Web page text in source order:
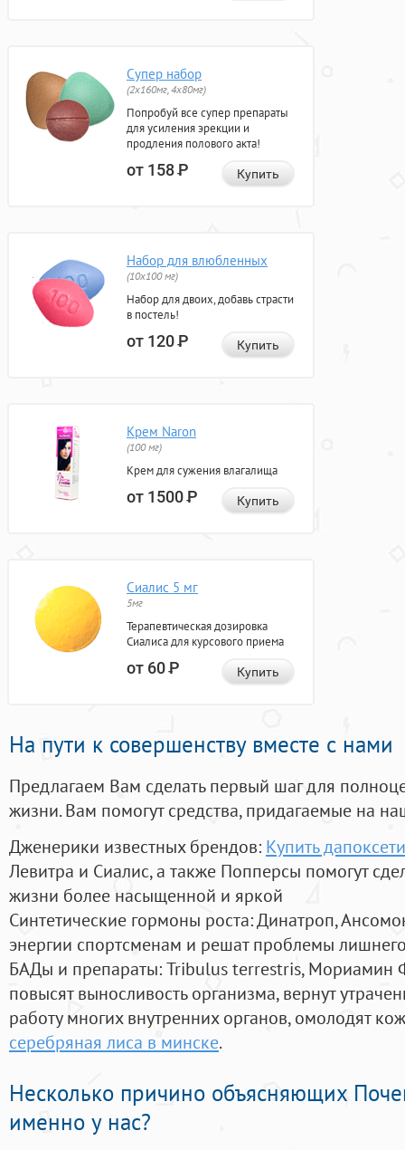
Супер набор
(2х160мг, 4х80мг)
Попробуй все супер препараты
для усиления эрекции и
продления полового акта!
от 158Р Купить
Набор для влюбленных
(10х100 мг)
Набор для двоих, добавь страсти
в постель!
от 120Р Купить
Крем Naron
(100 мг)
Крем для сужения влагалища
от 1500Р Купить
Сиалис 5 мг
5мг
Терапевтическая дозировка
Сиалиса для курсового приема
от 60Р Купить
На пути к совершенству вместе с нами
Предлагаем Вам сделать первый шаг для
жизни. Вам помогут средства, придагаемые на
Дженерики известных брендов: Купить
Левитра и Сиалис, а также Попперсы помогут
жизни более насыщенной и яркой
Синтетические гормоны роста: Динатроп,
энергии спортсменам и решат проблемы
БАДы и препараты:Tribulus terrestris, Мориамин
повысят выносливость организма, вернут
работу многих внутренних органов, омолодят
серебряная лиса в минске.
Несколько причино объясняющих
именно у нас?